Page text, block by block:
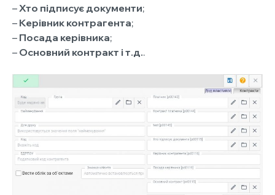
–Хто підписує документи;
– Керівник контрагента;
– Посада керівника;
– Основний контракт і т.д..